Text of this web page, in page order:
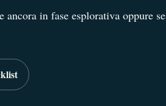
in fase esplorativa oppure se